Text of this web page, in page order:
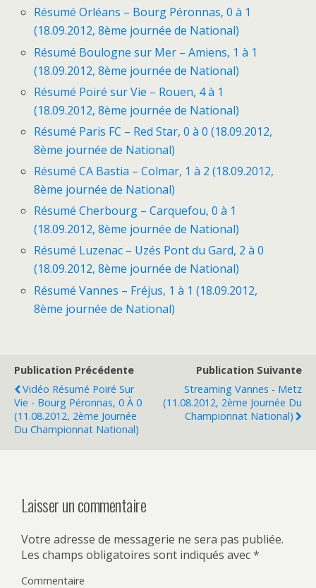
Résumé Orléans – Bourg Péronnas, 0 à 1
(18.09.2012, 8ème journée de National)
Résumé Boulogne sur Mer – Amiens, 1 à 1
(18.09.2012, 8ème journée de National)
Résumé Poiré sur Vie – Rouen, 4 à 1
(18.09.2012, 8ème journée de National)
Résumé Paris FC – Red Star, 0 à 0 (18.09.2012,
8ème journée de National)
Résumé CA Bastia – Colmar, 1 à 2 (18.09.2012,
8ème journée de National)
Résumé Cherbourg – Carquefou, 0 à 1
(18.09.2012, 8ème journée de National)
Résumé Luzenac – Uzés Pont du Gard, 2 à 0
(18.09.2012, 8ème journée de National)
Résumé Vannes – Fréjus, 1 à 1 (18.09.2012,
8ème journée de National)
Publication Précédente
Vidéo Résumé Poiré Sur
Vie - Bourg Péronnas, 0 À 0
(11.08.2012, 2ème Journée
Du Championnat National)
Publication Suivante
Streaming Vannes - Metz
(11.08.2012, 2ème Journée Du
Championnat National)
Laisser un commentaire
Votre adresse de messagerie ne sera pas publiée.
Les champs obligatoires sont indiqués avec*
Commentaire